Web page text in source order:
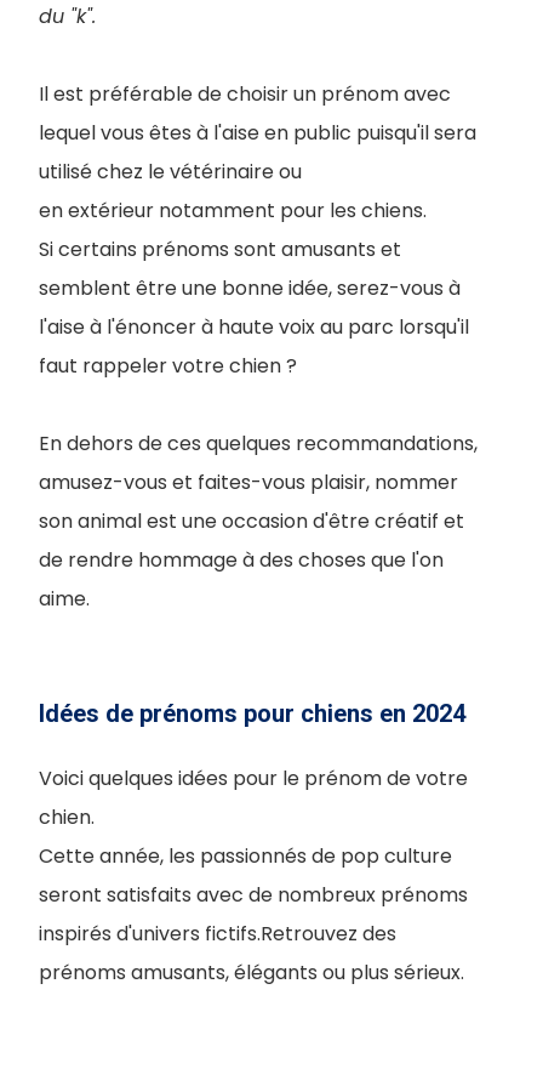
du "k".
Il est préférable de choisir un prénom avec
lequel vous êtes à l'aise en public puisqu'il sera
utilisé chez le vétérinaire ou
en extérieur notamment pour les chiens.
Si certains prénoms sont amusants et
semblent être une bonne idée, serez-vous à
l'aise à l'énoncer à haute voix au parc lorsqu'il
faut rappeler votre chien ?
En dehors de ces quelques recommandations,
amusez-vous et faites-vous plaisir, nommer
son animal est une occasion d'être créatif et
de rendre hommage à des choses que l'on
aime.
Idées de prénoms pour chiens en 2024
Voici quelques idées pour le prénom de votre
chien.
Cette année, les passionnés de pop culture
seront satisfaits avec de nombreux prénoms
inspirés d'univers fictifs.Retrouvez des
prénoms amusants, élégants ou plus sérieux.